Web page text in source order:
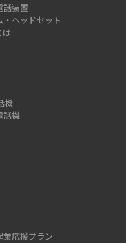
話装置
・ヘッドセット
は
機
話機
業応援プラン